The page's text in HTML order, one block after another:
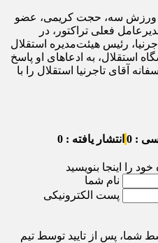
از ورزش سه، حجت کریمی، عضو
فعلی تراکتور، در
رئیس هیئت‌مدیره استقلال
استقلال، به ادعا‌های او پاسخ
آقای تاجرنیا استقلال را با
: 0 انتشار یافته : 0
خود را اینجا بنویسید
نام شما
پست الکترونیکی
شما، پس از تایید توسط تیم